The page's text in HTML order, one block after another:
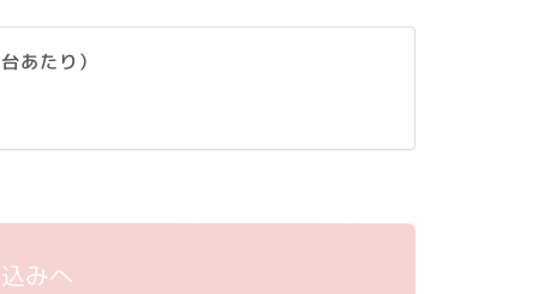
あたり）
みへ